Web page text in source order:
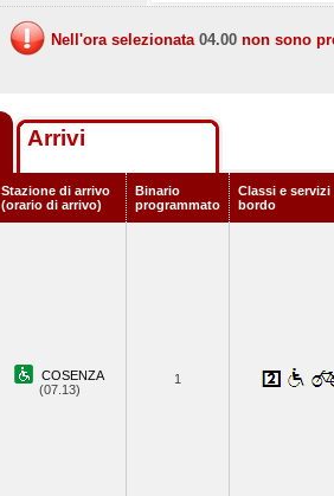
Nell'ora selezionata 04.00 non sono
Arrivi
Stazione di arrivo
(orario di arrivo)
Binario
programmato
Classi e servizi
bordo
COSENZA
(07.13)
1